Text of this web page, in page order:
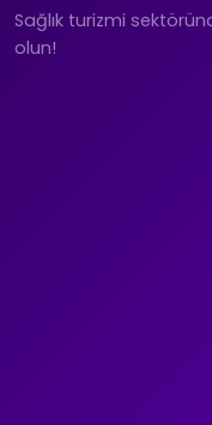
Sağlık turizmi
olun!